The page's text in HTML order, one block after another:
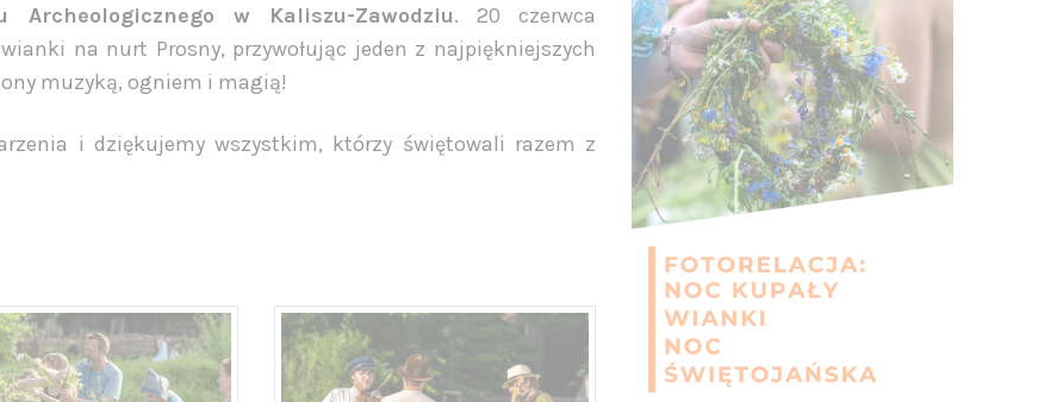
Archeologicznego w Kaliszu-Zawodziu. 20 czerwca
na nurt Prosny, przywołując jeden z najpiękniejszych
muzyką, ogniem i magią!
i dziękujemy wszystkim, którzy świętowali razem z